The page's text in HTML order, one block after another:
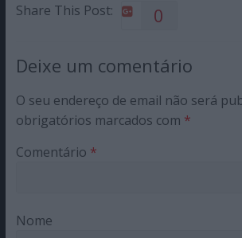
Share This Post: 0
Deixe um comentário
O seu endereço de email não será
obrigatórios marcados com *
Comentário *
Nome